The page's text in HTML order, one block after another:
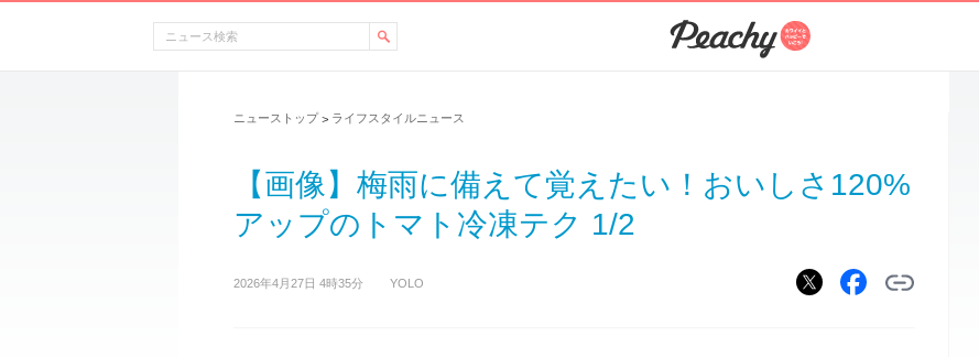
ニューストップ > ライフスタイルニュース
【画像】梅雨に備えて覚えたい！おいしさ120%
アップのトマト冷凍テク 1/2
2026年4月27日 4時35分 YOLO